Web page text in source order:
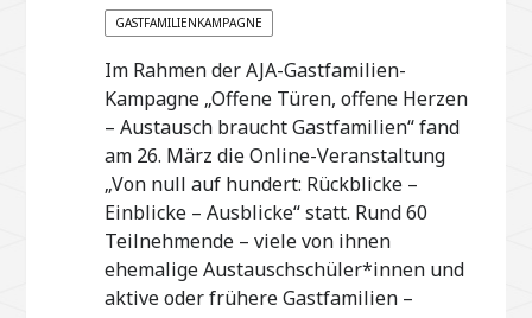
GASTFAMILIENKAMPAGNE
Im Rahmen der AJA-Gastfamilien-
Kampagne „Offene Türen, offene Herzen
– Austausch braucht Gastfamilien“ fand
am 26. März die Online-Veranstaltung
„Von null auf hundert: Rückblicke –
Einblicke – Ausblicke“ statt. Rund 60
Teilnehmende – viele von ihnen
ehemalige Austauschschüler*innen und
aktive oder frühere Gastfamilien –